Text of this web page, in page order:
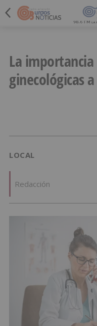
La
ginecológicas
LOCAL
Redacción